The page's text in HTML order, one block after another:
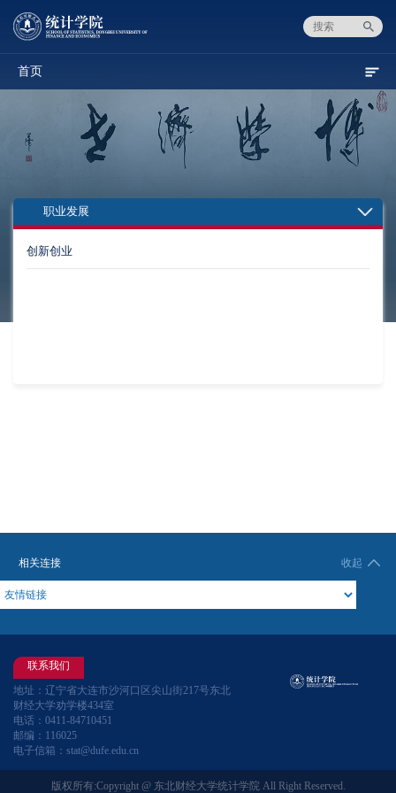
首页
职业发展
创新创业
相关连接 收起
联系我们
地址：辽宁省大连市沙河口区尖山街217号东北
财经大学劝学楼434室
电话：0411-84710451
邮编：116025
电子信箱：stat@dufe.edu.cn
版权所有:Copyright @ 东北财经大学统计学院 All Right Reserved.